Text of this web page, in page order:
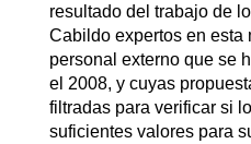
resultado del trabajo de
Cabildo expertos en esta
personal externo que se
el 2008, y cuyas
filtradas para verificar si
suficientes valores para